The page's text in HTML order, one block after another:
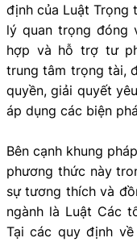
định của Luật Trọng
lý quan trọng đóng
hợp và hỗ trợ tư
trung tâm trọng tài,
quyền, giải quyết
áp dụng các biện
Bên cạnh khung
phương thức này
sự tương thích và
ngành là Luật Các
Tại các quy định